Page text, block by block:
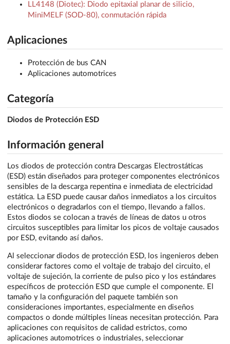
LL4148 (Diotec): Diodo epitaxial planar de silicio,
MiniMELF (SOD-80), conmutación rápida
Aplicaciones
Protección de bus CAN
Aplicaciones automotrices
Categoría
Diodos de Protección ESD
Información general
Los diodos de protección contra Descargas Electrostáticas
(ESD) están diseñados para proteger componentes electrónicos
sensibles de la descarga repentina e inmediata de electricidad
estática. La ESD puede causar daños inmediatos a los circuitos
electrónicos o degradarlos con el tiempo, llevando a fallos.
Estos diodos se colocan a través de líneas de datos u otros
circuitos susceptibles para limitar los picos de voltaje causados
por ESD, evitando así daños.
Al seleccionar diodos de protección ESD, los ingenieros deben
considerar factores como el voltaje de trabajo del circuito, el
voltaje de sujeción, la corriente de pulso pico y los estándares
específicos de protección ESD que cumple el componente. El
tamaño y la configuración del paquete también son
consideraciones importantes, especialmente en diseños
compactos o donde múltiples líneas necesitan protección. Para
aplicaciones con requisitos de calidad estrictos, como
aplicaciones automotrices o industriales, seleccionar